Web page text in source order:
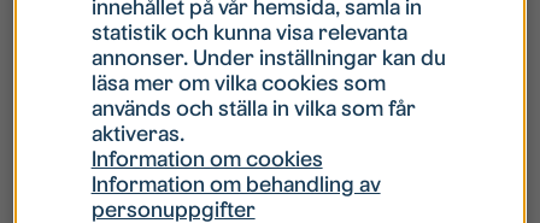
Hur gör jag om mitt konto är låst?
Hur gör jag när jag glömt mitt lösenord?
Vad innebär Gästkonto/Gästanvändare?
innehållet på vår hemsida, samla in
statistik och kunna visa relevanta
annonser. Under inställningar kan du
läsa mer om vilka cookies som
används och ställa in vilka som får
aktiveras.
Information om cookies
Information om behandling av
personuppgifter